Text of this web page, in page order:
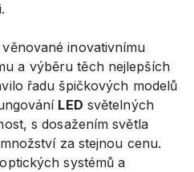
inovativnímu
a výběru těch nejlepších
řadu špičkových modelů
LED světelných
s dosažením světla
za stejnou cenu.
systémů a